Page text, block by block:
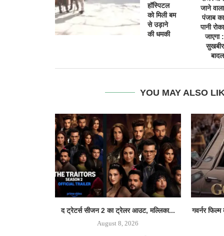
हॉस्पिटल
को मिली बम
से उड़ाने
की धमकी
जाने वाला
पंजाब का
पानी रोका
जाएगा :
सुखबीर
बादल
YOU MAY ALSO
द ट्रेटर्स सीजन 2 का ट्रेलर आउट, मल्लिका...
August 8, 2026
गवर्नर